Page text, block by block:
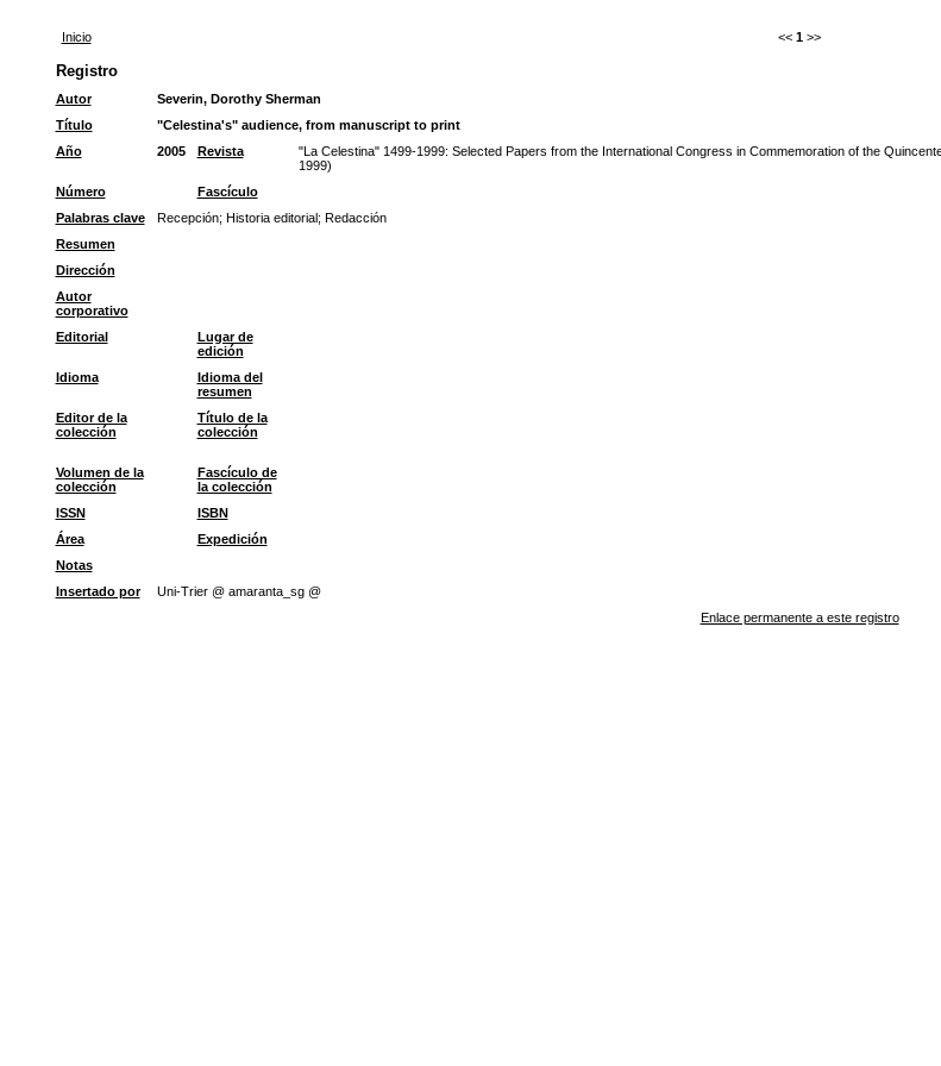
Inicio << 1 >>
Registro
Autor
Severin, Dorothy Sherman
Título
"Celestina's" audience, from manuscript to print
Año
2005 Revista
"La Celestina" 1499-1999: Selected Papers from the International Congress in Commemoration of the
1999)
Número Fascículo
Palabras clave
Recepción; Historia editorial; Redacción
Resumen
Dirección
Autor
corporativo
Editorial
Lugar de
edición
Idioma
Idioma del
resumen
Editor de la
colección
Título de la
colección
Volumen de la
colección
Fascículo de
la colección
ISSN ISBN
Área
Expedición
Notas
Insertado por
Uni-Trier @ amaranta_sg @
Enlace permanente a este registro